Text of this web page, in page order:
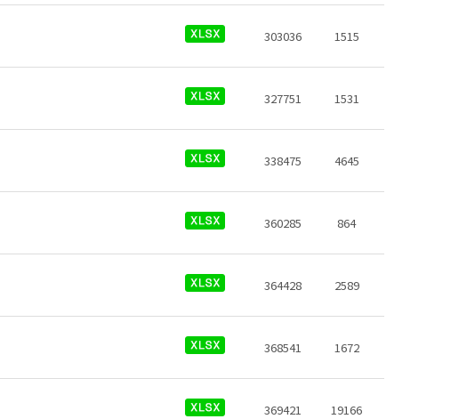
303036 1515
327751 1531
338475 4645
360285 864
364428 2589
368541 1672
369421 19166